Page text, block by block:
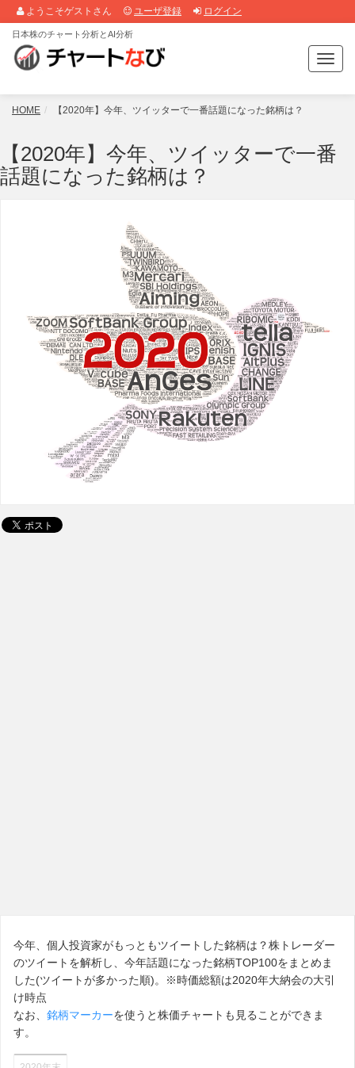
ようこそゲストさん ユーザ登録 ログイン
T
o
g
n
日本株のチャート分析とAI分析
HOME 【2020年】今年、ツイッターで一番話題になった銘柄は？
【2020年】今年、ツイッターで一番
話題になった銘柄は？
今年、個人投資家がもっともツイートした銘柄は？株トレーダー
のツイートを解析し、今年話題になった銘柄TOP100をまとめま
した(ツイートが多かった順)。※時価総額は2020年大納会の大引
け時点
なお、 銘柄マーカーを使うと株価チャートも見ることができま
す。